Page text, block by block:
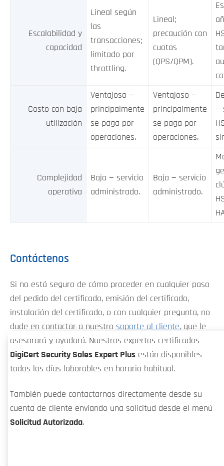
Escalabilidad y
capacidad
Lineal según
las
transacciones;
limitado por
throttling.
Lineal;
precaución con
cuotas
(QPS/QPM).
Costo con baja
utilización
Ventajoso —
principalmente
se paga por
operaciones.
Ventajoso —
principalmente
se paga por
operaciones.
—
Complejidad
operativa
Baja — servicio
administrado.
Baja — servicio
administrado.
Contáctenos
Si no está seguro de cómo proceder en cualquier paso
del pedido del certificado, emisión del certificado,
instalación del certificado, o con cualquier pregunta, no
dude en contactar a nuestro soporte al cliente, que le
asesorará y ayudará. Nuestros expertos certificados
DigiCert Security Sales Expert Plus están disponibles
todos los días laborables en horario habitual.
También puede contactarnos directamente desde su
cuenta de cliente enviando una solicitud desde el menú
Solicitud Autorizada.